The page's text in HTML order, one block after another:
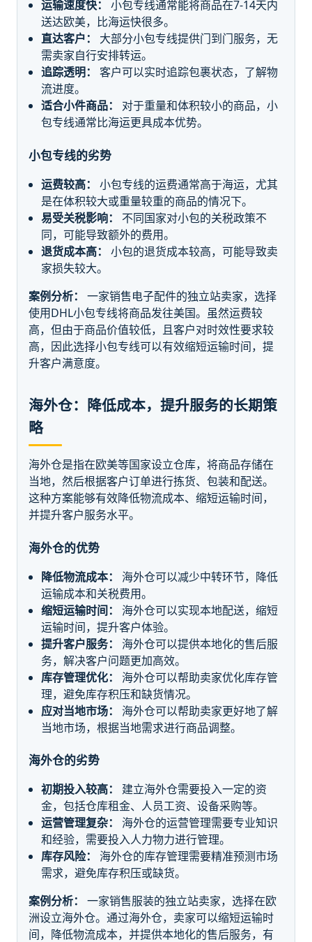
运输速度快：
小包专线通常能将商品在7-14天内
送达欧美，比海运快很多。
直达客户：
大部分小包专线提供门到门服务，无
需卖家自行安排转运。
追踪透明：
客户可以实时追踪包裹状态，了解物
流进度。
适合小件商品：
对于重量和体积较小的商品，小
包专线通常比海运更具成本优势。
小包专线的劣势
运费较高：
小包专线的运费通常高于海运，尤其
是在体积较大或重量较重的商品的情况下。
易受关税影响：
不同国家对小包的关税政策不
同，可能导致额外的费用。
退货成本高：
小包的退货成本较高，可能导致卖
家损失较大。
案例分析：
一家销售电子配件的独立站卖家，选择
使用DHL小包专线将商品发往美国。虽然运费较
高，但由于商品价值较低，且客户对时效性要求较
高，因此选择小包专线可以有效缩短运输时间，提
升客户满意度。
海外仓：降低成本，提升服务的长期策
略
海外仓是指在欧美等国家设立仓库，将商品存储在
当地，然后根据客户订单进行拣货、包装和配送。
这种方案能够有效降低物流成本、缩短运输时间，
并提升客户服务水平。
海外仓的优势
降低物流成本：
海外仓可以减少中转环节，降低
运输成本和关税费用。
缩短运输时间：
海外仓可以实现本地配送，缩短
运输时间，提升客户体验。
提升客户服务：
海外仓可以提供本地化的售后服
务，解决客户问题更加高效。
库存管理优化：
海外仓可以帮助卖家优化库存管
理，避免库存积压和缺货情况。
应对当地市场：
海外仓可以帮助卖家更好地了解
当地市场，根据当地需求进行商品调整。
海外仓的劣势
初期投入较高：
建立海外仓需要投入一定的资
金，包括仓库租金、人员工资、设备采购等。
运营管理复杂：
海外仓的运营管理需要专业知识
和经验，需要投入人力物力进行管理。
库存风险：
海外仓的库存管理需要精准预测市场
需求，避免库存积压或缺货。
案例分析：
一家销售服装的独立站卖家，选择在欧
洲设立海外仓。通过海外仓，卖家可以缩短运输时
间，降低物流成本，并提供本地化的售后服务，有